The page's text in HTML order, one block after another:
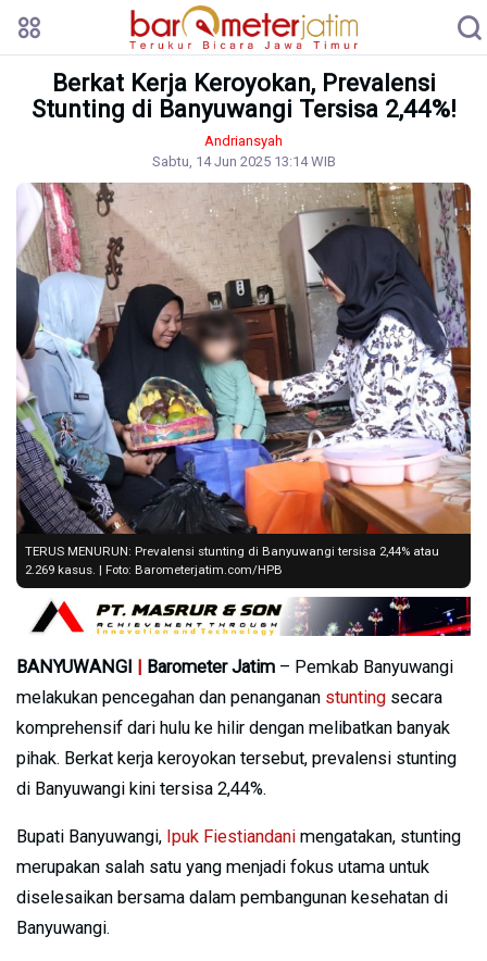
Berkat Kerja Keroyokan, Prevalensi
Stunting di Banyuwangi Tersisa 2,44%!
Andriansyah
Sabtu, 14 Jun 2025 13:14 WIB
TERUS MENURUN: Prevalensi stunting di Banyuwangi tersisa 2,44% atau
2.269 kasus. | Foto: Barometerjatim.com/HPB
BANYUWANGI | Barometer Jatim – Pemkab Banyuwangi
melakukan pencegahan dan penanganan stunting secara
komprehensif dari hulu ke hilir dengan melibatkan banyak
pihak. Berkat kerja keroyokan tersebut, prevalensi stunting
di Banyuwangi kini tersisa 2,44%.
Bupati Banyuwangi, Ipuk Fiestiandani mengatakan, stunting
merupakan salah satu yang menjadi fokus utama untuk
diselesaikan bersama dalam pembangunan kesehatan di
Banyuwangi.